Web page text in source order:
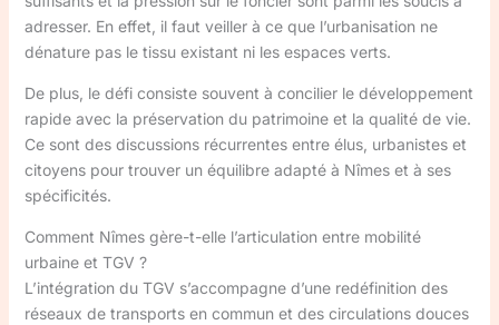
adresser. En effet, il faut veiller à ce que l’urbanisation ne
dénature pas le tissu existant ni les espaces verts.
De plus, le défi consiste souvent à concilier le développement
rapide avec la préservation du patrimoine et la qualité de vie.
Ce sont des discussions récurrentes entre élus, urbanistes et
citoyens pour trouver un équilibre adapté à Nîmes et à ses
spécificités.
Comment Nîmes gère-t-elle l’articulation entre mobilité
urbaine et TGV ?
L’intégration du TGV s’accompagne d’une redéfinition des
réseaux de transports en commun et des circulations douces